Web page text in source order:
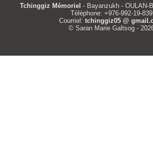
Tchinggiz Mémoriel - Bayanzukh - OULAN-
Téléphone: +976-992-19-839
Courriel: tchinggiz05 @
© Saran Marie Galtsog -